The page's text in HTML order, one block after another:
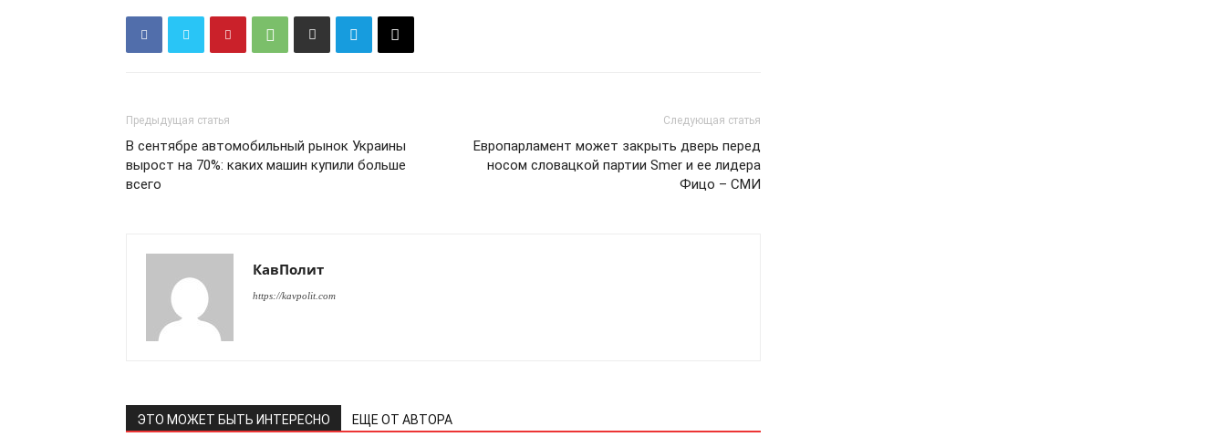
Предыдущая статья
В сентябре автомобильный рынок Украины
вырост на 70%: каких машин купили больше
всего
Следующая статья
​Европарламент может закрыть дверь перед
носом словацкой партии Smer и ее лидера
Фицо – СМИ
КавПолит
https://kavpolit.com
ЭТО МОЖЕТ БЫТЬ ИНТЕРЕСНО ЕЩЕ ОТ АВТОРА